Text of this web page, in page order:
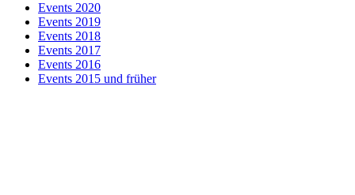
Events 2020
Events 2019
Events 2018
Events 2017
Events 2016
Events 2015 und früher